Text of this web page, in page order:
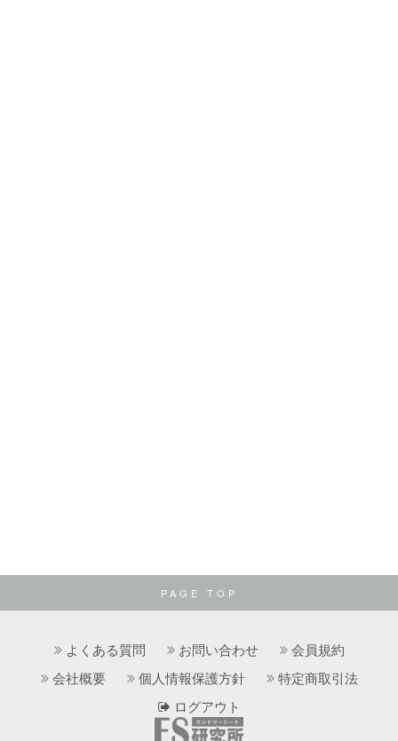
PAGE TOP
よくある質問 お問い合わせ
会員規約
会社概要
個人情報保護方針
特定商取引法
ログアウト